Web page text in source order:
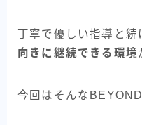
丁寧で優しい指導と
向きに継続できる環境
今回はそんな